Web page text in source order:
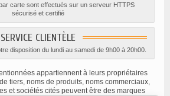
carte sont effectués sur un serveur HTTPS
sécurisé et certifié
SERVICE CLIENTÈLE
disposition du lundi au samedi de 9h00 à 20h00.
appartiennent à leurs propriétaires
tiers, noms de produits, noms commerciaux,
et sociétés cités peuvent être des marques